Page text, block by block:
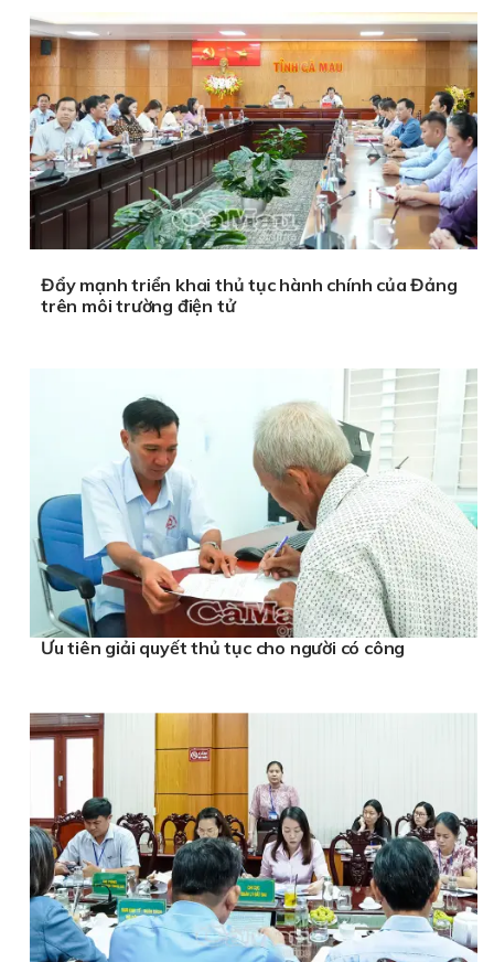
Đẩy mạnh triển khai thủ tục hành chính của Đảng
trên môi trường điện tử
Ưu tiên giải quyết thủ tục cho người có công